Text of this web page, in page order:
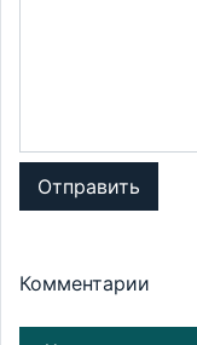
Отправить
Комментарии